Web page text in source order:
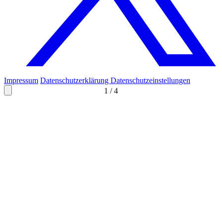
1 /4
Impressum Datenschutzerklärung Datenschutzeinstellungen